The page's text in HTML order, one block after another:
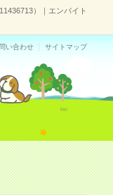
）｜エンバイト
い合わせ サイトマップ